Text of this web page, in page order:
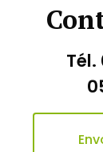
Tél.